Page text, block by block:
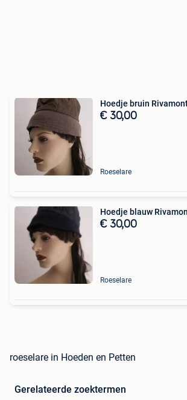
Hoedje bruin
€ 30,00
Roeselare
Hoedje blauw
€ 30,00
Roeselare
roeselare in Hoeden en Petten
Gerelateerde zoektermen